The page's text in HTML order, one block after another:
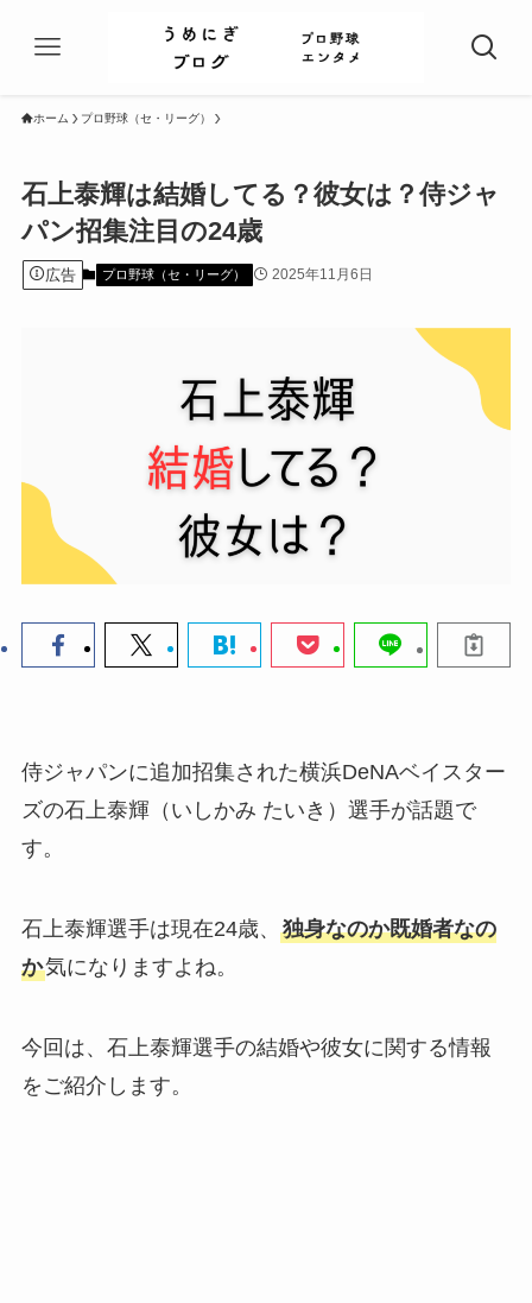
ホーム プロ野球（セ・リーグ）
石上泰輝は結婚してる？彼女は？侍ジャ
パン招集注目の24歳
広告 プロ野球（セ・リーグ） 2025年11月6日
侍ジャパンに追加招集された横浜DeNAベイスター
ズの石上泰輝（いしかみ たいき）選手が話題で
す。
石上泰輝選手は現在24歳、 独身なのか既婚者なの
か気になりますよね。
今回は、石上泰輝選手の結婚や彼女に関する情報
をご紹介します。